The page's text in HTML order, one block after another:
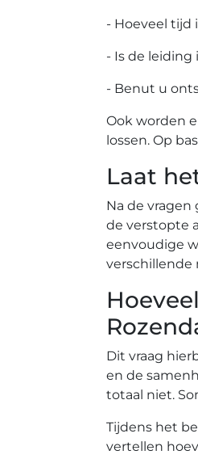
- Hoeveel tijd
- Is de leiding
- Benut u
Ook worden
lossen. Op
Laat
Na de
de verstopte
eenvoudige
verschillende
Dit vraag
en de
totaal niet.
Tijdens het
vertellen